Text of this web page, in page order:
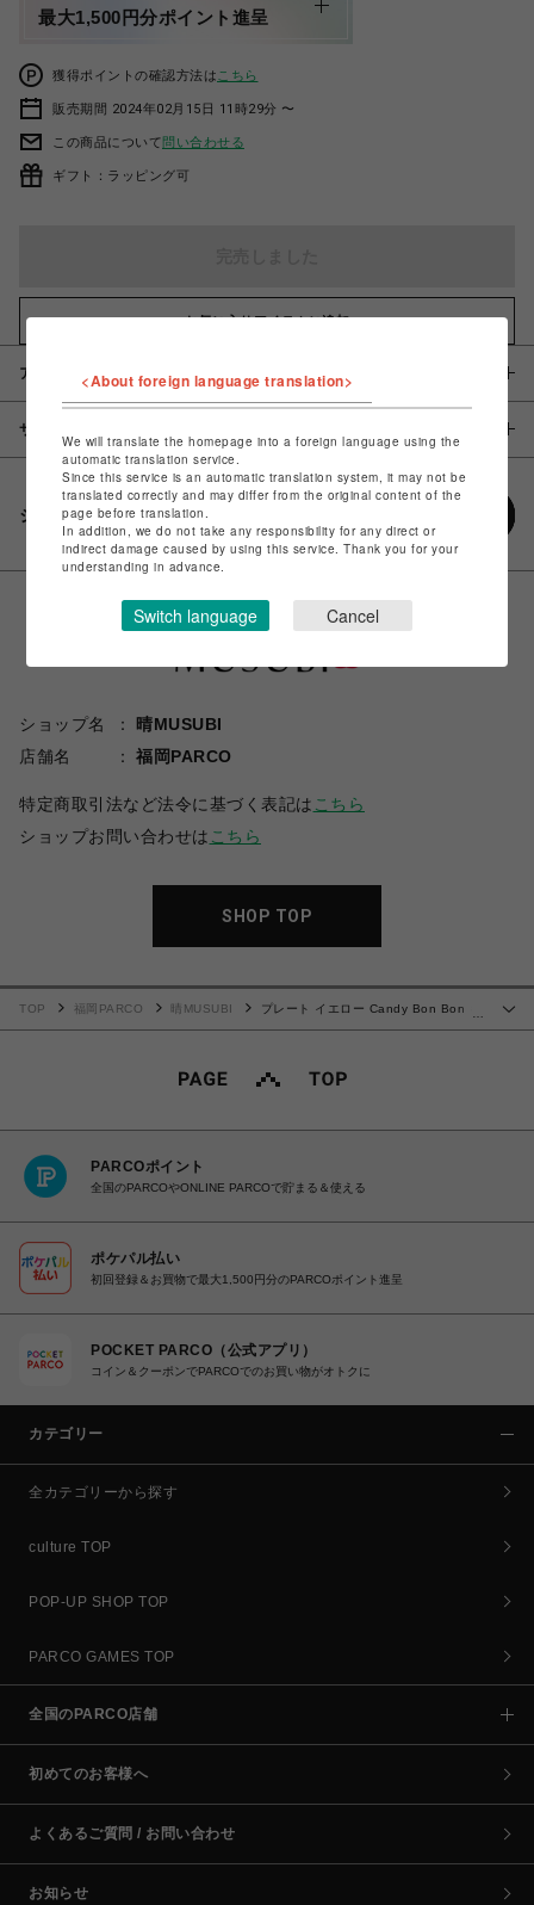
最大1,500円分ポイント進呈
獲得ポイントの確認方法は こちら
販売期間 2024年02月15日 11時29分 〜
この商品について問い合わせる
ギフト：ラッピング可
お気に入りアイテムに追加
アイテム説明 / 素材
サイズ
シェアする
ショップ名
晴MUSUBI
店舗名
福岡PARCO
特定商取引法など法令に基づく表記は こちら
ショップお問い合わせは こちら
SHOP TOP
TOP 福岡PARCO 晴MUSUBI
プレート イエロー Candy Bon Bon キ
PARCOポイント
全国のPARCOやONLINE PARCOで貯まる＆使える
ポケパル払い
初回登録＆お買物で最大1,500円分のPARCOポイント進呈
POCKET PARCO（公式アプリ）
コイン＆クーポンでPARCOでのお買い物がオトクに
カテゴリー
全カテゴリーから探す
culture TOP
POP-UP SHOP TOP
PARCO GAMES TOP
全国のPARCO店舗
初めてのお客様へ
よくあるご質問 / お問い合わせ
お知らせ
<About foreign language translation>
We will translate the homepage into a foreign language using the
automatic translation service.
Since this service is an automatic translation system, it may not be
translated correctly and may differ from the original content of the
page before translation.
In addition, we do not take any responsibility for any direct or
indirect damage caused by using this service. Thank you for your
understanding in advance.
Switch language Cancel